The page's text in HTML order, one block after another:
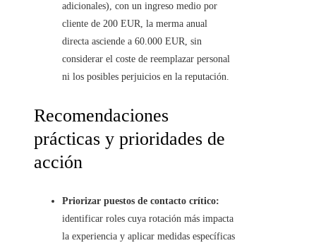
adicionales), con un ingreso medio por
cliente de 200 EUR, la merma anual
directa asciende a 60.000 EUR, sin
considerar el coste de reemplazar personal
ni los posibles perjuicios en la reputación.
Recomendaciones
prácticas y prioridades de
acción
Priorizar puestos de contacto crítico:
identificar roles cuya rotación más impacta
la experiencia y aplicar medidas específicas